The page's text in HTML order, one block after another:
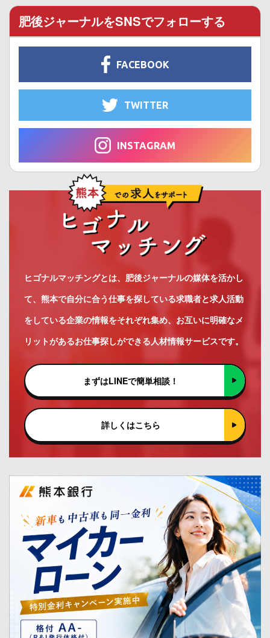
肥後ジャーナルをSNSでフォローする
FACEBOOK
TWITTER
INSTAGRAM
ヒゴナルマッチングとは、肥後ジャーナルの媒体を活かし
て、熊本で自分に合う仕事を探している求職者と求人活動
をしている企業の情報をそれぞれ集め、お互いに明確なメ
リットがあるお仕事探しができる人材情報サービスです。
まずはLINEで簡単相談！
詳しくはこちら